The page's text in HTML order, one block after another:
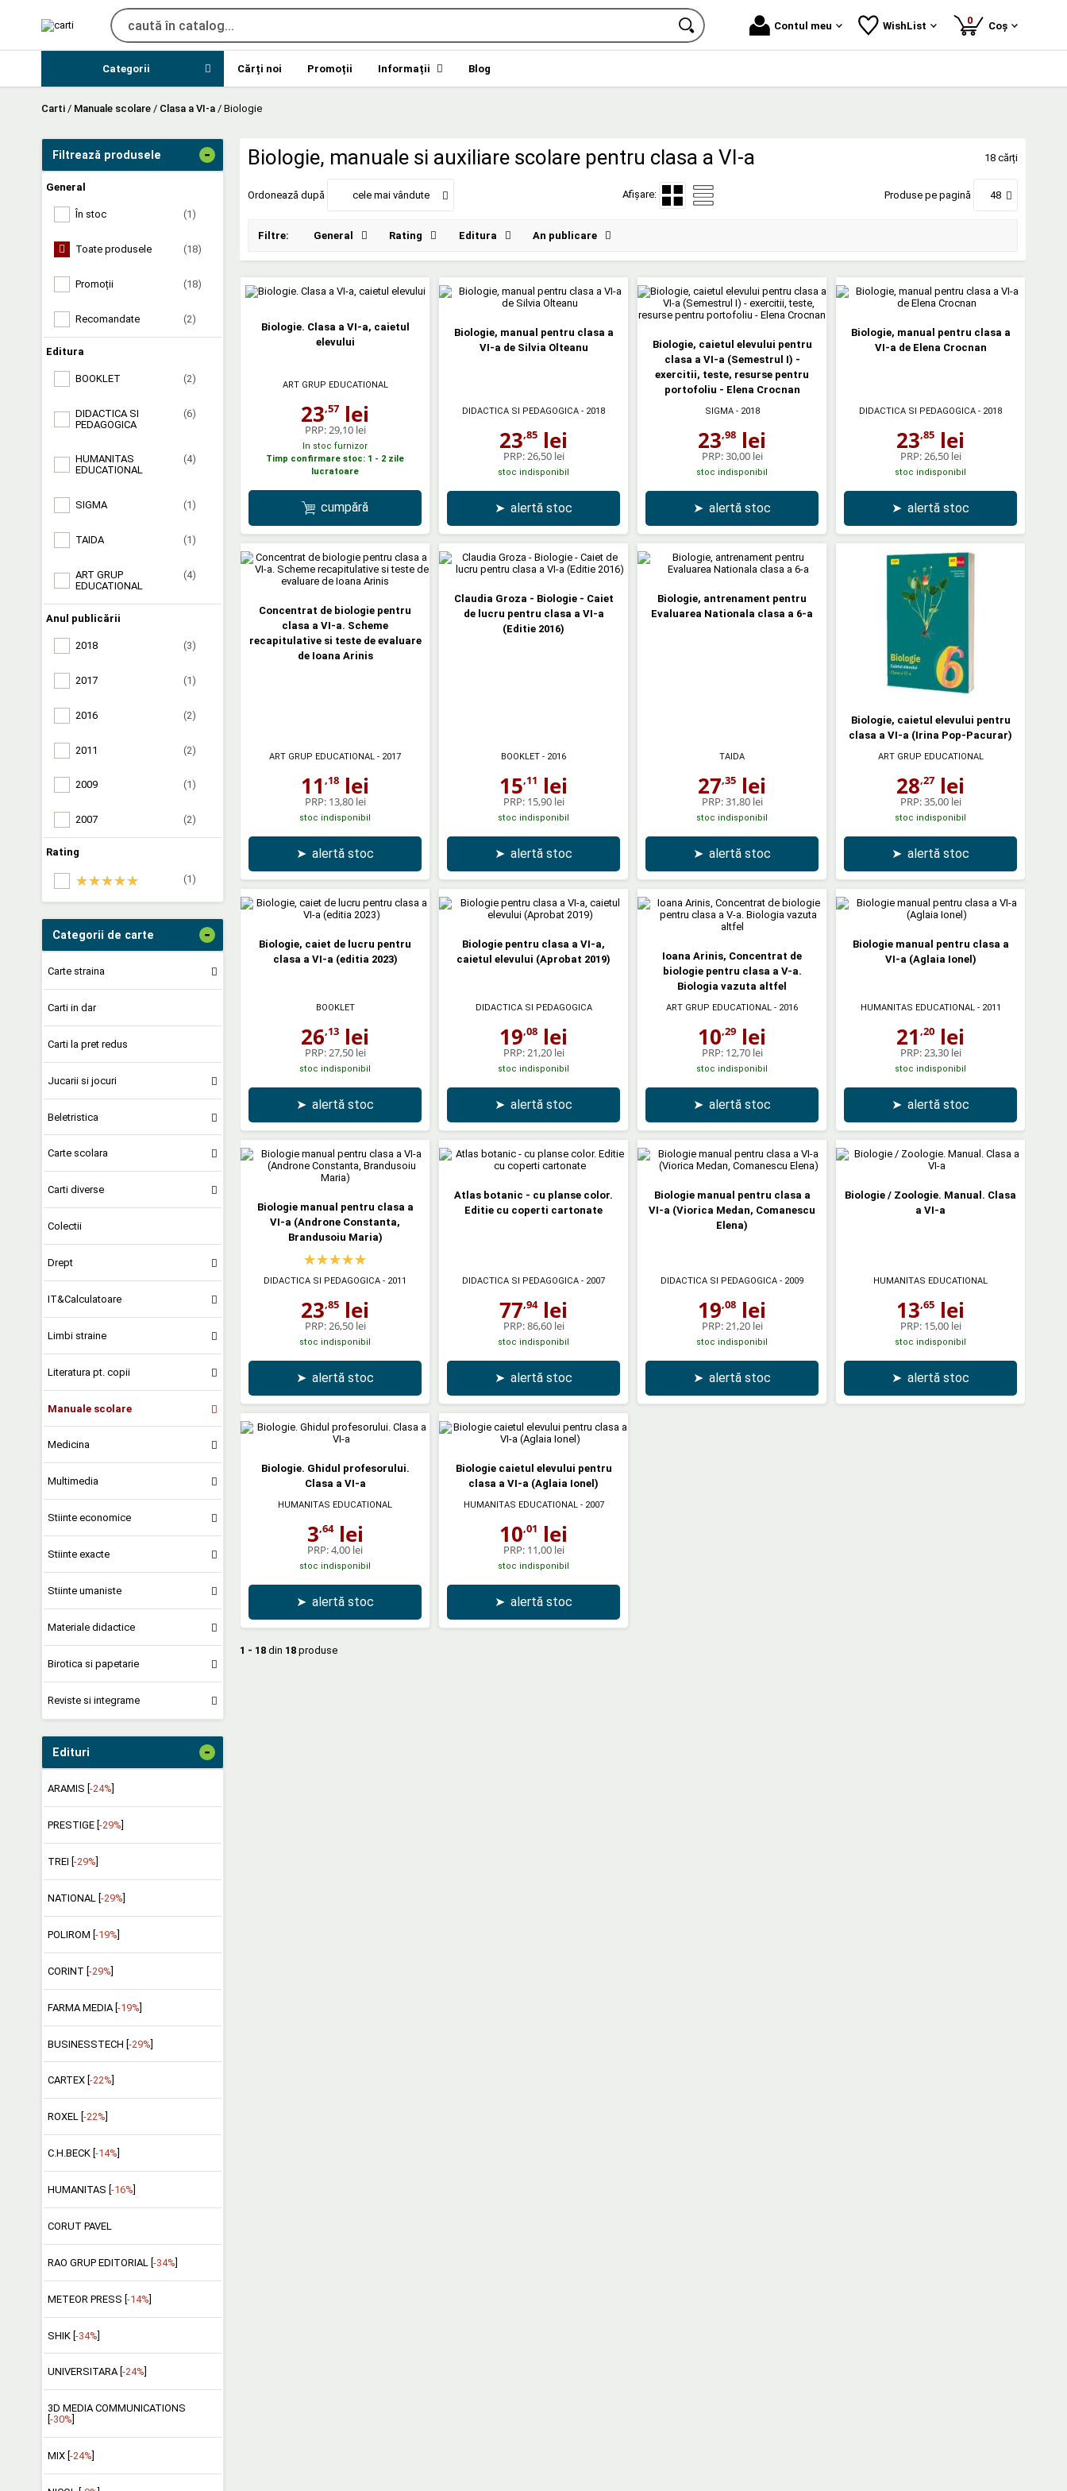
Contul meu WishList 0produse
Coș
Categorii Cărți noi Promoții Informații Blog
Carti / Manuale scolare / Clasa a VI-a / Biologie
Filtrează produsele -
General
În stoc (1)
Toate produsele (18)
Promoții (18)
Recomandate (2)
Editura
BOOKLET (2)
DIDACTICA SI
PEDAGOGICA
(6)
HUMANITAS
EDUCATIONAL
(4)
SIGMA (1)
TAIDA (1)
ART GRUP
EDUCATIONAL
(4)
Anul publicării
2018 (3)
2017 (1)
2016 (2)
2011 (2)
2009 (1)
2007 (2)
Rating
(1)
Categorii de carte -
Carte straina
Carti in dar
Carti la pret redus
Jucarii si jocuri
Beletristica
Carte scolara
Carti diverse
Colectii
Drept
IT&Calculatoare
Limbi straine
Literatura pt. copii
Manuale scolare
Medicina
Multimedia
Stiinte economice
Stiinte exacte
Stiinte umaniste
Materiale didactice
Birotica si papetarie
Reviste si integrame
Edituri -
ARAMIS [ -24%
PRESTIGE [ -29%
TREI [ -29%
NATIONAL [ -29%
POLIROM [ -19%
CORINT [ -29%
FARMA MEDIA [-19%]
BUSINESSTECH [-29%]
CARTEX [ -22%
ROXEL [ -22%
C.H.BECK [ -14%
HUMANITAS [ -16%
CORUT PAVEL
RAO GRUP EDITORIAL [ -34%
METEOR PRESS [-14%]
SHIK [-34%]
UNIVERSITARA [ -24%
3D MEDIA COMMUNICATIONS
-30%
MIX [ -24%
Biologie, manuale si auxiliare scolare pentru clasa a VI-a 18 cărți
Ordonează după cele mai vândute Afișare: Produse pe pagină 48
Filtre: General Rating Editura An publicare
Biologie. Clasa a VI-a, caietul
elevului
ART GRUP EDUCATIONAL
23,57 lei
PRP:29,10 lei
In stoc furnizor
Timp confirmare stoc: 1 - 2 zile
lucratoare
cumpără
Biologie, manual pentru clasa a
VI-a de Silvia Olteanu
DIDACTICA SI PEDAGOGICA - 2018
23,85 lei
PRP: 26,50 lei
stoc indisponibil
➤ alertă stoc
Biologie, caietul elevului pentru
clasa a VI-a (Semestrul I) -
exercitii, teste, resurse pentru
portofoliu - Elena Crocnan
SIGMA- 2018
23,98 lei
PRP:30,00 lei
stoc indisponibil
➤ alertă stoc
Biologie, manual pentru clasa a
VI-a de Elena Crocnan
DIDACTICA SI PEDAGOGICA - 2018
23,85 lei
PRP: 26,50 lei
stoc indisponibil
➤ alertă stoc
Concentrat de biologie pentru
clasa a VI-a. Scheme
recapitulative si teste de evaluare
de Ioana Arinis
ART GRUP EDUCATIONAL - 2017
11 ,18 lei
PRP: 13,80 lei
stoc indisponibil
➤ alertă stoc
Claudia Groza - Biologie - Caiet
de lucru pentru clasa a VI-a
(Editie 2016)
BOOKLET - 2016
15,11 lei
PRP: 15,90 lei
stoc indisponibil
➤ alertă stoc
Biologie, antrenament pentru
Evaluarea Nationala clasa a 6-a
TAIDA
27,35 lei
PRP:31,80 lei
stoc indisponibil
➤ alertă stoc
Biologie, caietul elevului pentru
clasa a VI-a (Irina Pop-Pacurar)
ART GRUP EDUCATIONAL
28,27 lei
PRP:35,00 lei
stoc indisponibil
➤ alertă stoc
Biologie, caiet de lucru pentru
clasa a VI-a (editia 2023)
BOOKLET
26,13 lei
PRP: 27,50 lei
stoc indisponibil
➤ alertă stoc
Biologie pentru clasa a VI-a,
caietul elevului (Aprobat 2019)
DIDACTICA SI PEDAGOGICA
19,08 lei
PRP: 21,20 lei
stoc indisponibil
➤ alertă stoc
Ioana Arinis, Concentrat de
biologie pentru clasa a V-a.
Biologia vazuta altfel
ART GRUP EDUCATIONAL - 2016
10,29 lei
PRP: 12,70 lei
stoc indisponibil
➤ alertă stoc
Biologie manual pentru clasa a
VI-a (Aglaia Ionel)
HUMANITAS EDUCATIONAL - 2011
21 ,20 lei
PRP: 23,30 lei
stoc indisponibil
➤ alertă stoc
Biologie manual pentru clasa a
VI-a (Androne Constanta,
Brandusoiu Maria)
DIDACTICA SI PEDAGOGICA - 2011
23,85 lei
PRP: 26,50 lei
stoc indisponibil
➤ alertă stoc
Atlas botanic - cu planse color.
Editie cu coperti cartonate
DIDACTICA SI PEDAGOGICA - 2007
77,94lei
PRP:86,60 lei
stoc indisponibil
➤ alertă stoc
Biologie manual pentru clasa a
VI-a (Viorica Medan, Comanescu
Elena)
DIDACTICA SI PEDAGOGICA - 2009
19,08 lei
PRP: 21,20 lei
stoc indisponibil
➤ alertă stoc
Biologie / Zoologie. Manual. Clasa
a VI-a
HUMANITAS EDUCATIONAL
13,65 lei
PRP: 15,00 lei
stoc indisponibil
➤ alertă stoc
Biologie. Ghidul profesorului.
Clasa a VI-a
HUMANITAS EDUCATIONAL
3,64lei
PRP:4,00 lei
stoc indisponibil
➤ alertă stoc
Biologie caietul elevului pentru
clasa a VI-a (Aglaia Ionel)
HUMANITAS EDUCATIONAL - 2007
10,01 lei
PRP: 11,00 lei
stoc indisponibil
➤ alertă stoc
1 - 18 din 18 produse